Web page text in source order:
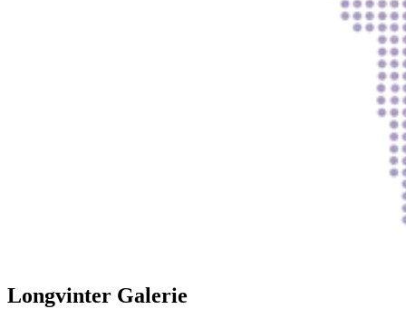
Longvinter Galerie